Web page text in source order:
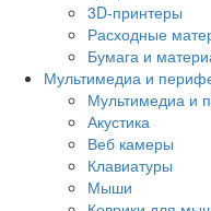
3D-принтеры
Расходные
Бумага и
Мультимедиа и
Мультимедиа и
Акустика
Веб камеры
Клавиатуры
Мыши